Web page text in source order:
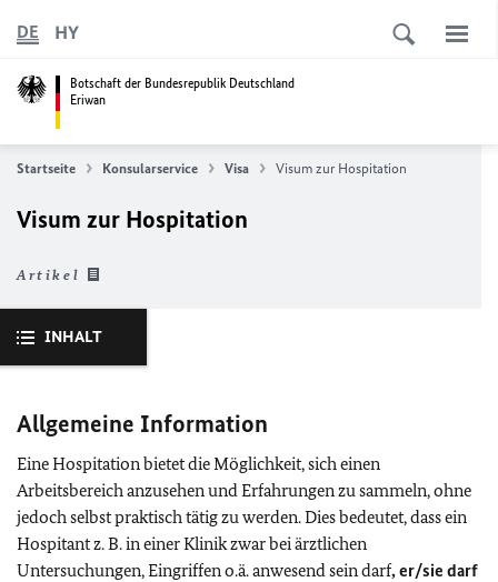
Botschaft der Bundesrepublik Deutschland
Eriwan
DE HY
Startseite Konsularservice Visa Visum zur Hospitation
Visum zur Hospitation
Artikel
INHALT
Allgemeine Information
Eine Hospitation bietet die Möglichkeit, sich einen
Arbeitsbereich anzusehen und Erfahrungen zu sammeln, ohne
jedoch selbst praktisch tätig zu werden. Dies bedeutet, dass ein
Hospitant z. B. in einer Klinik zwar bei ärztlichen
Untersuchungen, Eingriffen o.ä. anwesend sein darf, er/sie darf